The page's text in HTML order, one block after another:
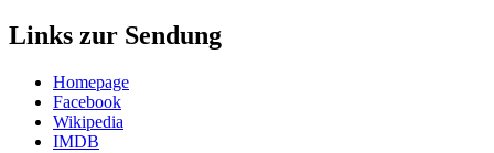
Links zur Sendung
Homepage
Facebook
Wikipedia
IMDB